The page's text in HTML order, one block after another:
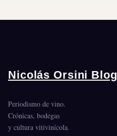
Nicolás Orsini Blog
Periodismo de vino.
Crónicas, bodegas
y cultura vitivinícola.